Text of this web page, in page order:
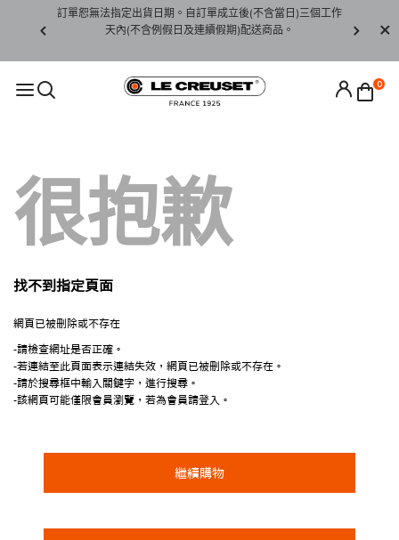
下水)，若
訂單恕無法指定出貨日期。自訂單成立後(不含當日)三個工作
天內(不含例假日及連續假期)配送商品。
請至
0
很抱歉
找不到指定頁面
網頁已被刪除或不存在
-請檢查網址是否正確。
-若連結至此頁面表示連結失效，網頁已被刪除或不存在。
-請於搜尋框中輸入關鍵字，進行搜尋。
-該網頁可能僅限會員瀏覽，若為會員請登入。
繼續購物